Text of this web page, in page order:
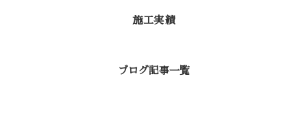
施工実績
ブログ記事一覧